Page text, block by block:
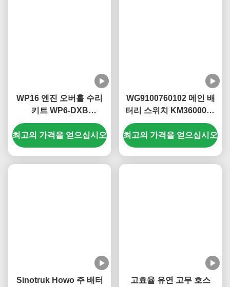
WP16 엔진 오버홀 수리
키트 WP6-DXB
KM8200144 내열 엔진 오
버홀 키트
최고의 가격을 얻으십시오
WG9100760102 메인 배
터리 스위치 KM3600023
Sinotruk Howo T5G T7G
메인 배터리 차단
최고의 가격을 얻으십시오
Sinotruk Howo 주 배터
고효율 유연 고무 호스